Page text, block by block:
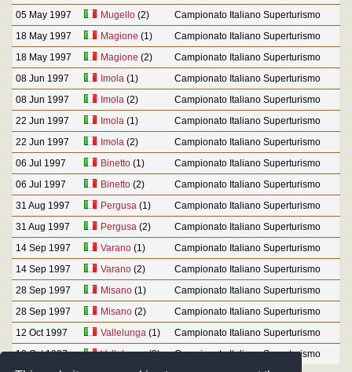
05 May 1997
Mugello(2)
Campionato Italiano Superturismo
18 May 1997
Magione (1)
Campionato Italiano Superturismo
18 May 1997
Magione (2)
Campionato Italiano Superturismo
08 Jun 1997
Imola (1)
Campionato Italiano Superturismo
08 Jun 1997
Imola (2)
Campionato Italiano Superturismo
22 Jun 1997
Imola (1)
Campionato Italiano Superturismo
22 Jun 1997
Imola (2)
Campionato Italiano Superturismo
06 Jul 1997
Binetto(1)
Campionato Italiano Superturismo
06 Jul 1997
Binetto(2)
Campionato Italiano Superturismo
31 Aug 1997
Pergusa (1)
Campionato Italiano Superturismo
31 Aug 1997
Pergusa (2)
Campionato Italiano Superturismo
14 Sep 1997
Varano(1)
Campionato Italiano Superturismo
14 Sep 1997
Varano(2)
Campionato Italiano Superturismo
28 Sep 1997
Misano(1)
Campionato Italiano Superturismo
28 Sep 1997
Misano(2)
Campionato Italiano Superturismo
12 Oct 1997
Vallelunga (1)
Campionato Italiano Superturismo
12 Oct 1997
Vallelunga(2) Campionato Italiano Superturismo